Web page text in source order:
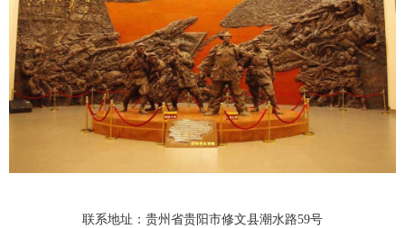
联系地址：贵州省贵阳市修文县潮水路59号